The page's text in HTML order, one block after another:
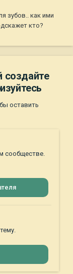
зубов.. как ими
кто?
создайте
оставить
сообществе.